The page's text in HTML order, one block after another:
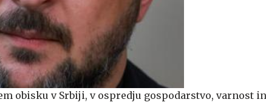
obisku v Srbiji, v ospredju gospodarstvo, varnost